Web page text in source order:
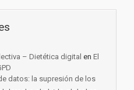
– Dietética digital en El
datos: la supresión de los